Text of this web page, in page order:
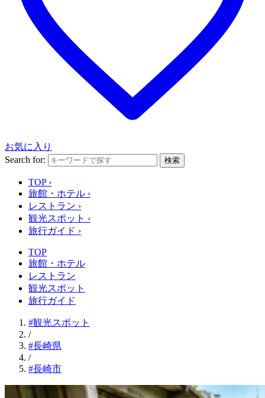
お気に入り
Search for:
検索
TOP ›
旅館・ホテル ›
レストラン ›
観光スポット ›
旅行ガイド ›
TOP
旅館・ホテル
レストラン
観光スポット
旅行ガイド
#観光スポット
/
#長崎県
/
#長崎市